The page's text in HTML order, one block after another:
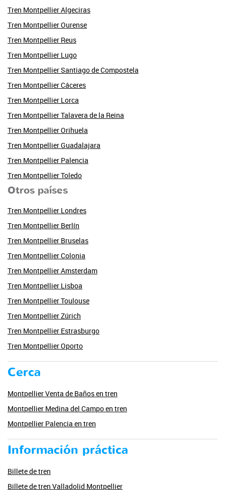
Tren Montpellier Algeciras
Tren Montpellier Ourense
Tren Montpellier Reus
Tren Montpellier Lugo
Tren Montpellier Santiago de Compostela
Tren Montpellier Cáceres
Tren Montpellier Lorca
Tren Montpellier Talavera de la Reina
Tren Montpellier Orihuela
Tren Montpellier Guadalajara
Tren Montpellier Palencia
Tren Montpellier Toledo
Otros países
Tren Montpellier Londres
Tren Montpellier Berlín
Tren Montpellier Bruselas
Tren Montpellier Colonia
Tren Montpellier Amsterdam
Tren Montpellier Lisboa
Tren Montpellier Toulouse
Tren Montpellier Zúrich
Tren Montpellier Estrasburgo
Tren Montpellier Oporto
Cerca
Montpellier Venta de Baños en tren
Montpellier Medina del Campo en tren
Montpellier Palencia en tren
Información práctica
Billete de tren
Billete de tren Valladolid Montpellier